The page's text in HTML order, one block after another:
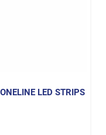
LED STRIPS